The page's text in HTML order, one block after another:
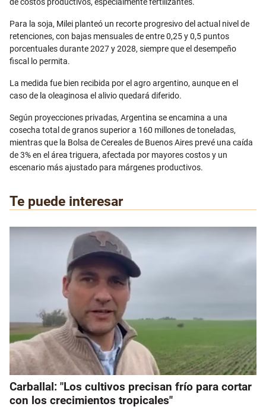
Para la soja, Milei planteó un recorte progresivo del actual nivel de
retenciones, con bajas mensuales de entre 0,25 y 0,5 puntos
porcentuales durante 2027 y 2028, siempre que el desempeño
fiscal lo permita.
La medida fue bien recibida por el agro argentino, aunque en el
caso de la oleaginosa el alivio quedará diferido.
Según proyecciones privadas, Argentina se encamina a una
cosecha total de granos superior a 160 millones de toneladas,
mientras que la Bolsa de Cereales de Buenos Aires prevé una caída
de 3% en el área triguera, afectada por mayores costos y un
escenario más ajustado para márgenes productivos.
Te puede interesar
Carballal: "Los cultivos precisan frío para cortar
con los crecimientos tropicales"